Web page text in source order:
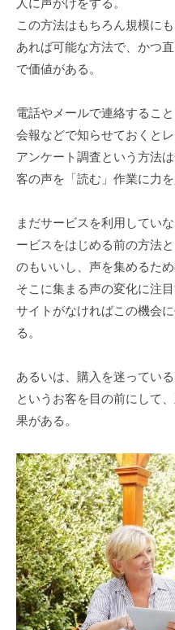
人に声がけをする。
この方法はもちろん規模に
あれば可能な方法で、かつ
で価値がある。
電話やメールで連絡するこ
会報などで知らせておくとレ
アンケート調査という方法
客の声を「読む」作業に力
まだサービスを利用してい
ービスをはじめる前の方法
のもいいし、声を集めるた
そこに集まる声の変化に注目
サイトがなければこの機会
る。
あるいは、購入を迷ってい
というお客を目の前にして
果がある。